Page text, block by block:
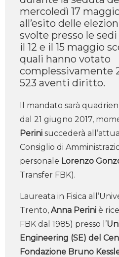
mercoledì 17
all’esito delle
svolte presso le
il 12 e il 15 maggio
quali hanno votato
complessivamente
523 aventi diritto.
Il mandato sarà
dal 21 giugno 2017,
Perini succederà
Consiglio di
personale Lorenzo
Transfer FBK).
Laureata in Fisica
Trento, Anna Perini è
FBK dal 1985) presso l’
Engineering (SE) del
Fondazione Bruno